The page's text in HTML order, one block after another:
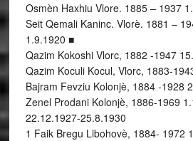
Osmèn Haxhiu Vlore. 1885 – 1937
Seit Qemali Kaninc. Vlorè. 1881 –
1.9.1920 ■
Qazim Kokoshi Vlorc, 1882 -1947
Qazim Koculi Kocul, Vlorc, 1883-
Bajram Fevziu Kolonjè, 1884 -1928
Zenel Prodani Kolonjè, 1886-1969
22.12.1927-25.8.1930
1 Faik Bregu Libohovè, 1884- 1972